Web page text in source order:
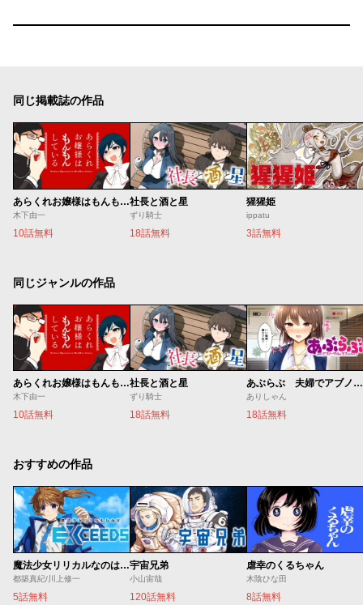
同じ掲載誌の作品
あらくれお嬢様はもんもんしている
木下由一
10話無料
社長と酒と星
ずり騎士
18話無料
猩猩姫
ippatu
3話無料
同じジャンルの作品
あらくれお嬢様はもんもんしている
木下由一
10話無料
社長と酒と星
ずり騎士
18話無料
あぶらぶ 夫婦でアブノーマルなラブしませんか？
ありしゃん
18話無料
おすすめの作品
魔法少女リリカルなのは EXCEEDS
都築真紀/川上修一
5話無料
宇宙兄弟
小山宙哉
120話無料
虐幸のくるちゃん
木陰ひな田
8話無料